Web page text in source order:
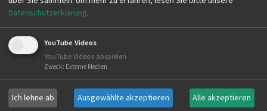
Auggen, Badenweiler, Bad Krozingen, Ballrechten-
Ehrenkirchen, Eichstetten, Eschbach, Hartheim,
Heitersheim, March, Merdingen, Müllheim, Neuenburg,
Schallstadt, Sulzburg und Umkirch (
Kartenauszug auf der letzten Seite der öffentlichen
Bekanntmachung).
Datenschutzerklärung.
YouTube Videos
YouTube Videos abspielen
Zweck: Externe Medien
Ich lehne ab Ausgewählte akzeptieren Alle akzeptieren